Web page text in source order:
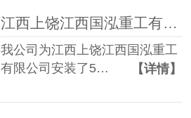
我公司为江西上饶江西国泓重工
有限公司安装了5…
【详情】